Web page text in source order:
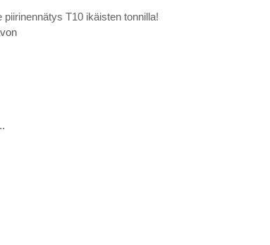
T10 ikäisten tonnilla!